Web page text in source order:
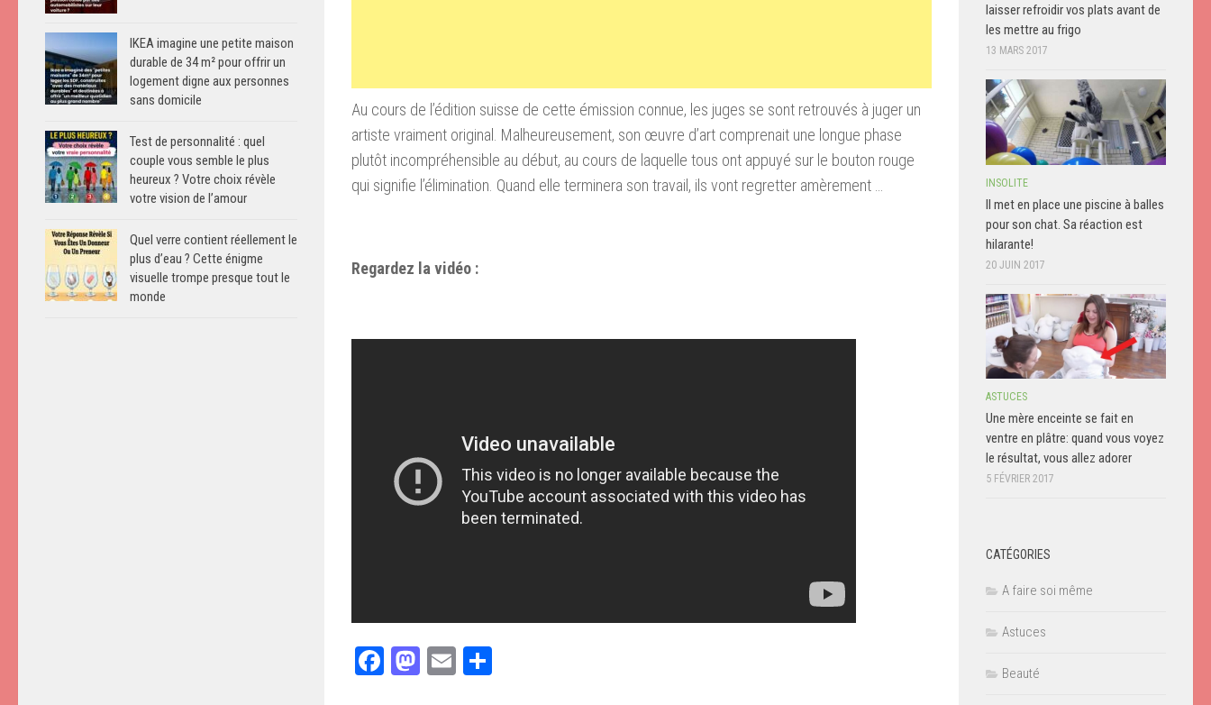
Au cours de l’édition suisse de cette émission connue, les juges se sont retrouvés à juger un
artiste vraiment original. Malheureusement, son œuvre d’art comprenait une longue phase
plutôt incompréhensible au début, au cours de laquelle tous ont appuyé sur le bouton rouge
qui signifie l’élimination. Quand elle terminera son travail, ils vont regretter amèrement …
Regardez la vidéo :
Facebook
Mastodon
Email
IKEA imagine une petite maison
durable de 34 m² pour offrir un
logement digne aux personnes
sans domicile
Test de personnalité : quel
couple vous semble le plus
heureux ? Votre choix révèle
votre vision de l’amour
Quel verre contient réellement le
plus d’eau ? Cette énigme
visuelle trompe presque tout le
monde
lаіѕѕеr rеfrоіdіr vоѕ рlаtѕ аvаnt dе
lеѕ mettre аu frigo
13 MARS 2017
INSOLITE
Il met en place une piscine à balles
pour son chat. Sa réaction est
hilarante!
20 JUIN 2017
ASTUCES
Une mère enceinte se fait en
ventre en plâtre: quand vous voyez
le résultat, vous allez adorer
5 FÉVRIER 2017
CATÉGORIES
A faire soi même
Astuces
Beauté